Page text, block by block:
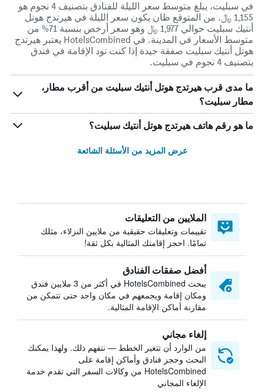
في سبليت، يبلغ متوسط ​​سعر الليلة للفنادق بتصنيف 4 نجوم هو
1,155 ﷼. من المتوقع ظان يكون سعر الليلة في هيرتدج هوتل
أنتيك سبليت حوالي 1,977 ﷼ وهو سعر أرخص بنسبة 71% من
متوسط الأسعار في المدينة. في HotelsCombined يعتبر هيرتدج
هوتل أنتيك سبليت صفقة جيدة إذا كنت تود الإقامة في فندق
بتصنيف 4 نجوم في سبليت.
ما مدى قرب هيرتدج هوتل أنتيك سبليت من أقرب مطار،
مطار سبليت؟
ما هو رقم هاتف هيرتدج هوتل أنتيك سبليت؟
عرض المزيد من الأسئلة الشائعة
الملايين من التعليقات
تقييمات وتعليقات حقيقية من ملايين النزلاء، مثلك
تمامًا. احجز إقامتك المثالية بكل ثقة!
أفضل صفقات الفنادق
يبحث HotelsCombined في أكثر من 3 ملايين فندق
ومكان إقامة ويجمعهم في مكان واحد حتى تتمكن من
مقارنة أماكن الإقامة المثالية.
إلغاء مجاني
من الوارد أن تتغير الخطط — نتفهم ذلك. ولهذا يمكنك
البحث وحجز فنادق وأماكن إقامة على
HotelsCombined من وكالات السفر التي تقدم خدمة
الإلغاء المجاني